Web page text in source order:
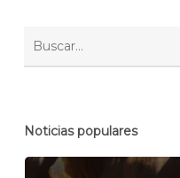
Noticias populares